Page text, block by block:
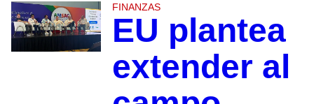
FINANZAS
EU plantea
extender al